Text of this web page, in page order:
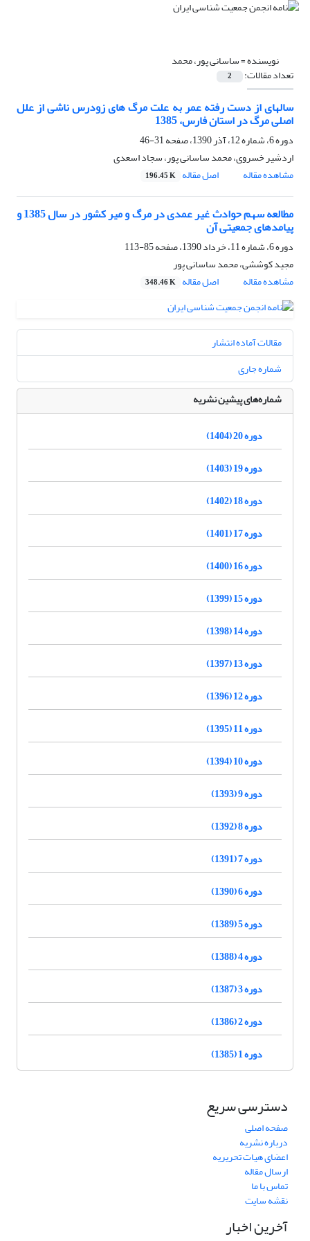
نویسنده =ساسانی پور، محمد
تعداد مقالات: 2
سالهای از دست رفته عمر به علت مرگ های زودرس ناشی از علل
اصلی مرگ در استان فارس، 1385
دوره 6، شماره 12، آذر 1390، صفحه
31-46
اردشیر خسروی، محمد ساسانی پور، سجاد اسعدی
مشاهده مقاله
اصل مقاله 196.45 K
مطالعه سهم حوادث غیر عمدی در مرگ و میر کشور در سال 1385 و
پیامدهای جمعیتی آن
دوره 6، شماره 11، خرداد 1390، صفحه
85-113
مجید کوششی، محمد ساسانی پور
مشاهده مقاله
اصل مقاله 348.46 K
مقالات آماده انتشار
شماره جاری
شماره‌های پیشین نشریه
دوره 20 (1404)
دوره 19 (1403)
دوره 18 (1402)
دوره 17 (1401)
دوره 16 (1400)
دوره 15 (1399)
دوره 14 (1398)
دوره 13 (1397)
دوره 12 (1396)
دوره 11 (1395)
دوره 10 (1394)
دوره 9 (1393)
دوره 8 (1392)
دوره 7 (1391)
دوره 6 (1390)
دوره 5 (1389)
دوره 4 (1388)
دوره 3 (1387)
دوره 2 (1386)
دوره 1 (1385)
دسترسی سریع
صفحه اصلی
درباره نشریه
اعضای هیات تحریریه
ارسال مقاله
تماس با ما
نقشه سایت
آخرین اخبار